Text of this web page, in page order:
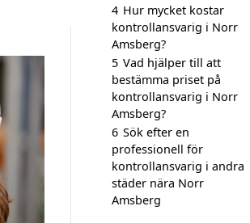
4 Hur mycket kostar
kontrollansvarig i Norr
Amsberg?
5 Vad hjälper till att
bestämma priset på
kontrollansvarig i Norr
Amsberg?
6 Sök efter en
professionell för
kontrollansvarig i andra
städer nära Norr
Amsberg